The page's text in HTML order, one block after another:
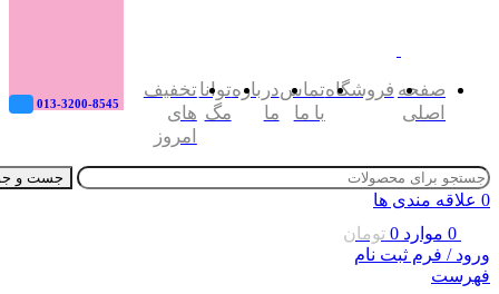
013-3200-8545
صفحه
اصلی
فروشگاهتماس
با ما
درباره
ما
توانا
مگ
تخفیف
های
امروز
جست و
0 علاقه مندی ها
0 موارد 0 تومان
ورود / فرم ثبت نام
فهرست